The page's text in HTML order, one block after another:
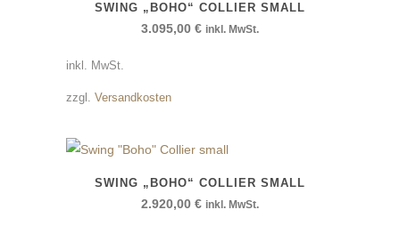
SWING „BOHO“ COLLIER SMALL
3.095,00 € inkl. MwSt.
inkl. MwSt.
zzgl. Versandkosten
SWING „BOHO“ COLLIER SMALL
2.920,00 € inkl. MwSt.